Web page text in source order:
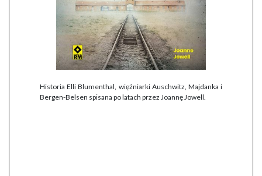
Historia Elli Blumenthal, więźniarki Auschwitz, Majdanka i
Bergen-Belsen spisana po latach przez Joannę Jowell.